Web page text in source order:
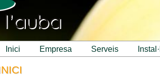
inici empresa serveis
INICI